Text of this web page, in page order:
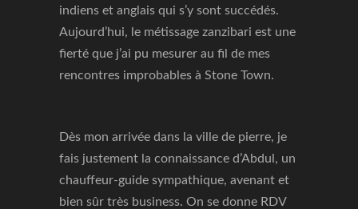
indiens et anglais qui s’y sont succédés.
Aujourd’hui, le métissage zanzibari est une
fierté que j’ai pu mesurer au fil de mes
rencontres improbables à Stone Town.
Dès mon arrivée dans la ville de pierre, je
fais justement la connaissance d’Abdul, un
chauffeur-guide sympathique, avenant et
bien sûr très business. On se donne RDV